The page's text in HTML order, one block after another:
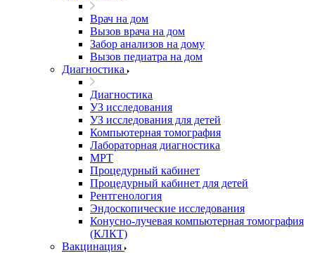
Врач на дом
Вызов врача на дом
Забор анализов на дому
Вызов педиатра на дом
Диагностика
Диагностика
УЗ исследования
УЗ исследования для детей
Компьютерная томография
Лабораторная диагностика
МРТ
Процедурный кабинет
Процедурный кабинет для детей
Рентгенология
Эндоскопические исследования
Конусно-лучевая компьютерная томография
(КЛКТ)
Вакцинация